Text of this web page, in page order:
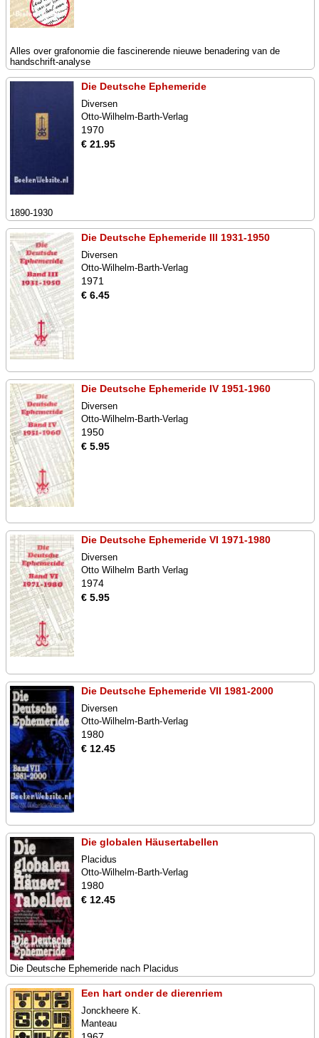
Alles over grafonomie die fascinerende nieuwe benadering van de
handschrift-analyse
Die Deutsche Ephemeride
Diversen
Otto-Wilhelm-Barth-Verlag
1970
€ 21.95
1890-1930
Die Deutsche Ephemeride III 1931-1950
Diversen
Otto-Wilhelm-Barth-Verlag
1971
€ 6.45
Die Deutsche Ephemeride IV 1951-1960
Diversen
Otto-Wilhelm-Barth-Verlag
1950
€ 5.95
Die Deutsche Ephemeride VI 1971-1980
Diversen
Otto Wilhelm Barth Verlag
1974
€ 5.95
Die Deutsche Ephemeride VII 1981-2000
Diversen
Otto-Wilhelm-Barth-Verlag
1980
€ 12.45
Die globalen Häusertabellen
Placidus
Otto-Wilhelm-Barth-Verlag
1980
€ 12.45
Die Deutsche Ephemeride nach Placidus
Een hart onder de dierenriem
Jonckheere K.
Manteau